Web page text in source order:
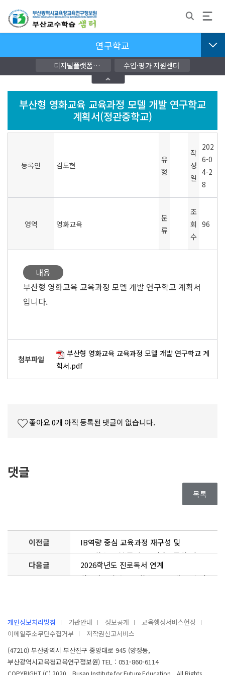
연구학교
디지털플랫폼
교단지원자료
수업·평가 지원센터
부산형 영화교육 교육과정 모델 개발 연구학교
계획서(정관중학교)
등록인 김도현
유
형
작
성
일
202
6-0
4-2
8
영역 영화교육
분
류
조
회
수
96
내용
부산형 영화교육 교육과정 모델 개발 연구학교 계획서
입니다.
첨부파일
부산형 영화교육 교육과정 모델 개발 연구학교 계
힉서.pdf
좋아요0개 아직 등록된 댓글이 없습니다.
댓글
목록
이전글
IB역량 중심 교육과정 재구성 및
교수학습 모형 중심 운영(대동중학교)
다음글
2026학년도 진로독서 연계
학교자율시간 교수학습프로그램 구안 및
개인정보처리방침 기관안내 정보공개
교육행정서비스헌장
이메일주소무단수집거부
저작권신고서비스
(47210) 부산광역시 부산진구 중앙대로 945 (양정동,
부산광역시교육청교육연구정보원) TEL : 051-860-6114
COPYRIGHT (C) 2020, Busan Institute for Future Education. All Rights